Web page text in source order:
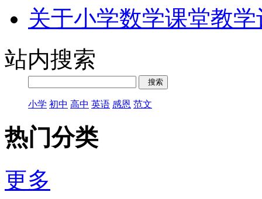
关于小学数学课堂教
站内搜索
小学 初中 高中 英语 感恩 范文
热门分类
更多